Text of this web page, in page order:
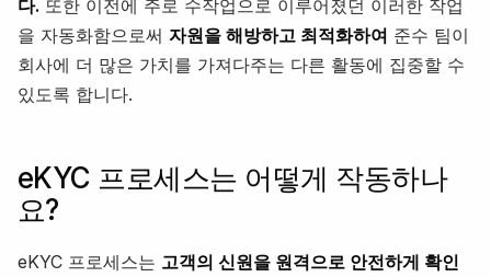
다. 또한 이전에 주로 수작업으로 이루어졌던 이러한 작업
을 자동화함으로써 자원을 해방하고 최적화하여 준수 팀이
회사에 더 많은 가치를 가져다주는 다른 활동에 집중할 수
있도록 합니다.
eKYC 프로세스는 어떻게 작동하나
요?
eKYC 프로세스는 고객의 신원을 원격으로 안전하게 확인